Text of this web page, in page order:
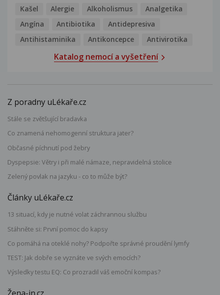
Kašel Alergie Alkoholismus
Analgetika
Angína
Antibiotika
Antidepresiva
Antihistaminika
Antikoncepce Antivirotika
Katalog nemocí a vyšetření
Z poradny uLékaře.cz
Stále se zvětšující bradavka
Co znamená nehomogenní struktura jater?
Občasné píchnutí pod žebry
Dyspepsie: Větry i při malé námaze, nepravidelná stolice
Zelený povlak na jazyku - co to může být?
Články uLékaře.cz
13 situací, kdy je nutné volat záchrannou službu
Stáhněte si: První pomoc do kapsy
Co pomáhá na oteklé nohy? Podpořte správné proudění lymfy
TEST: Jak dobře se vyznáte ve svých emocích?
Výsledky testu EQ: Co prozradil váš emoční kompas?